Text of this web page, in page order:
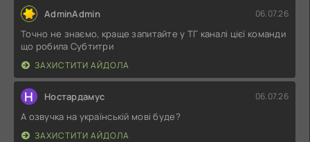
AdminAdmin 06.07.26
Точно не знаємо, краще запитайте у ТГ каналі цієї команди
що робила Субтитри
ЗАХИСТИТИ АЙДОЛА
Н Ностардамус 06.07.26
А озвучка на українській мові буде?
ЗАХИСТИТИ АЙДОЛА